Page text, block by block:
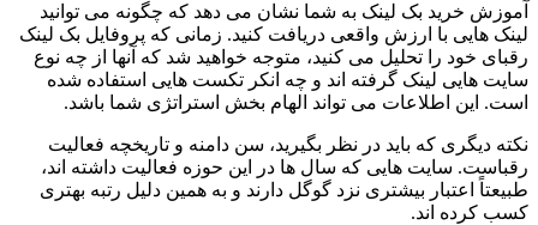
آموزش خرید بک لینک به شما نشان می دهد که چگونه می توانید
لینک هایی با ارزش واقعی دریافت کنید. زمانی که پروفایل بک لینک
رقبای خود را تحلیل می کنید، متوجه خواهید شد که آنها از چه نوع
سایت هایی لینک گرفته اند و چه انکر تکست هایی استفاده شده
است. این اطلاعات می تواند الهام بخش استراتژی شما باشد.
نکته دیگری که باید در نظر بگیرید، سن دامنه و تاریخچه فعالیت
رقباست. سایت هایی که سال ها در این حوزه فعالیت داشته اند،
طبیعتاً اعتبار بیشتری نزد گوگل دارند و به همین دلیل رتبه بهتری
کسب کرده اند.